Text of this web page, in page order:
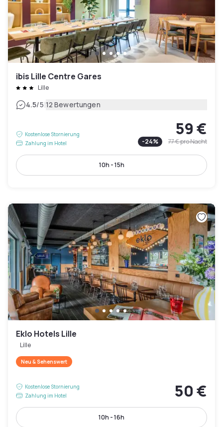
ibis Lille Centre Gares
Lille
4.5/5|12 Bewertungen
Kostenlose Stornierung
Zahlung im Hotel
59 €
-24% 77 €pro Nacht
10h - 15h
Eklo Hotels Lille
Lille
Neu & Sehenswert
Kostenlose Stornierung
Zahlung im Hotel
50 €
10h - 16h